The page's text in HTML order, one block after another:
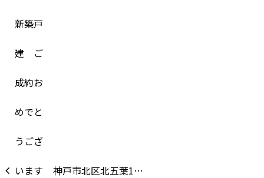
神戸市北区北五葉1…